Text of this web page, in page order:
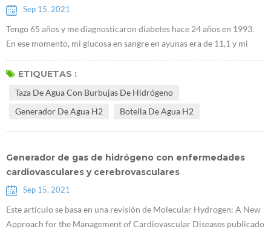
Sep 15, 2021
Tengo 65 años y me diagnosticaron diabetes hace 24 años en 1993.
En ese momento, mi glucosa en sangre en ayunas era de 11,1 y mi
glucosa en sangre 2 horas después de las comidas era de 15,8. El
doctor me recetó dos medicinas, FENFORMINI CLORHIDRATO y D
que padece diab...
ETIQUETAS :
Taza De Agua Con Burbujas De Hidrógeno
Generador De Agua H2
Botella De Agua H2
Generador de gas de hidrógeno con enfermedades
cardiovasculares y cerebrovasculares
Sep 15, 2021
Este artículo se basa en una revisión de Molecular Hydrogen: A New
Approach for the Management of Cardiovascular Diseases publicado